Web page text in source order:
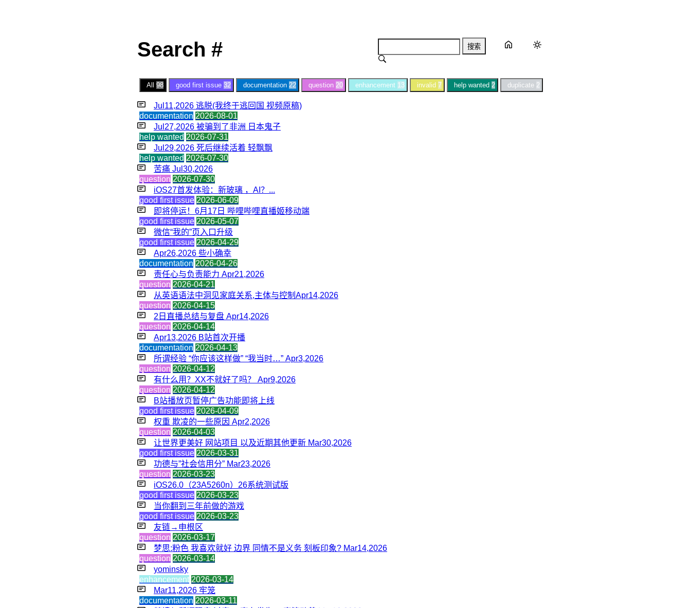
Search # 搜索
All 98 good first issue 32 documentation 22 question 20 enhancement 13 invalid 7 help wanted 2 duplicate 2
Jul11,2026 逃脱(我终于逃回国 视频原稿)
documentation 2026-08-01
Jul27,2026 被骗到了非洲 日本鬼子
help wanted 2026-07-31
Jul29,2026 死后继续活着 轻飘飘
help wanted 2026-07-30
苦痛 Jul30,2026
question 2026-07-30
iOS27首发体验：新玻璃 ，AI？...
good first issue 2026-06-09
即将停运！6月17日 哔哩哔哩直播姬移动端
good first issue 2026-05-07
微信“我的”页入口升级
good first issue 2026-04-29
Apr26,2026 些小确幸
documentation 2026-04-26
责任心与负责能力 Apr21,2026
question 2026-04-21
从英语语法中洞见家庭关系,主体与控制Apr14,2026
question 2026-04-15
2日直播总结与复盘 Apr14,2026
question 2026-04-14
Apr13,2026 B站首次开播
documentation 2026-04-13
所谓经验 “你应该这样做” “我当时…” Apr3,2026
question 2026-04-12
有什么用？XX不就好了吗？ Apr9,2026
question 2026-04-12
B站播放页暂停广告功能即将上线
good first issue 2026-04-09
权重 欺凌的一些原因 Apr2,2026
question 2026-04-03
让世界更美好 网站项目 以及近期其他更新 Mar30,2026
good first issue 2026-03-31
功德与”社会信用分” Mar23,2026
question 2026-03-23
iOS26.0（23A5260n）26系统测试版
good first issue 2026-03-23
当你翻到三年前做的游戏
good first issue 2026-03-23
友链→申根区
question 2026-03-17
梦思:粉色 我喜欢就好 边界 同情不是义务 刻板印象? Mar14,2026
question 2026-03-14
yominsky
enhancement 2026-03-14
Mar11,2026 牢笼
documentation 2026-03-11